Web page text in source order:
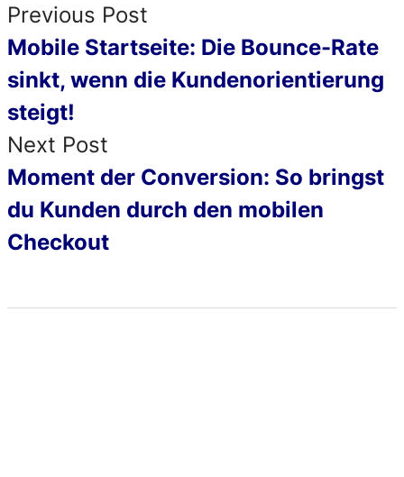
Previous Post
Mobile Startseite: Die Bounce-Rate
sinkt, wenn die Kundenorientierung
steigt!
Next Post
Moment der Conversion: So bringst
du Kunden durch den mobilen
Checkout